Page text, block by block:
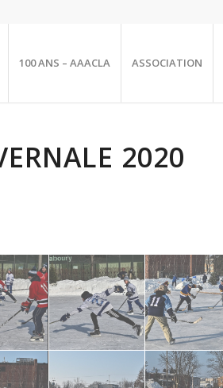
100 ANS – AAACLA ASSOCIATION
2020